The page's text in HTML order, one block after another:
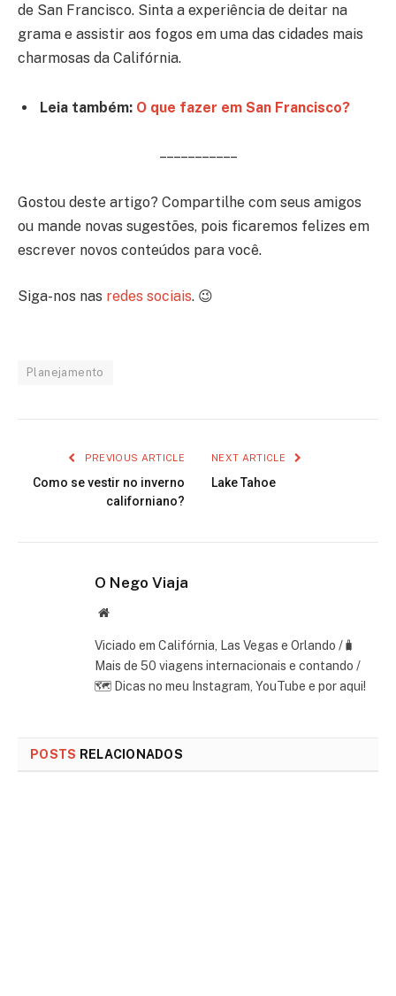
de San Francisco. Sinta a experiência de deitar na
grama e assistir aos fogos em uma das cidades mais
charmosas da Califórnia.
Leia também: O que fazer em San Francisco?
– – – – – – – – – – –
Gostou deste artigo? Compartilhe com seus amigos
ou mande novas sugestões, pois ficaremos felizes em
escrever novos conteúdos para você.
Siga-nos nas redes sociais. 😉
Planejamento
PREVIOUS ARTICLE
Como se vestir no inverno
californiano?
NEXT ARTICLE
Lake Tahoe
O Nego Viaja
Website
Viciado em Califórnia, Las Vegas e Orlando /🧳
Mais de 50 viagens internacionais e contando /
🗺 Dicas no meu Instagram, YouTube e por aqui!
POSTS RELACIONADOS